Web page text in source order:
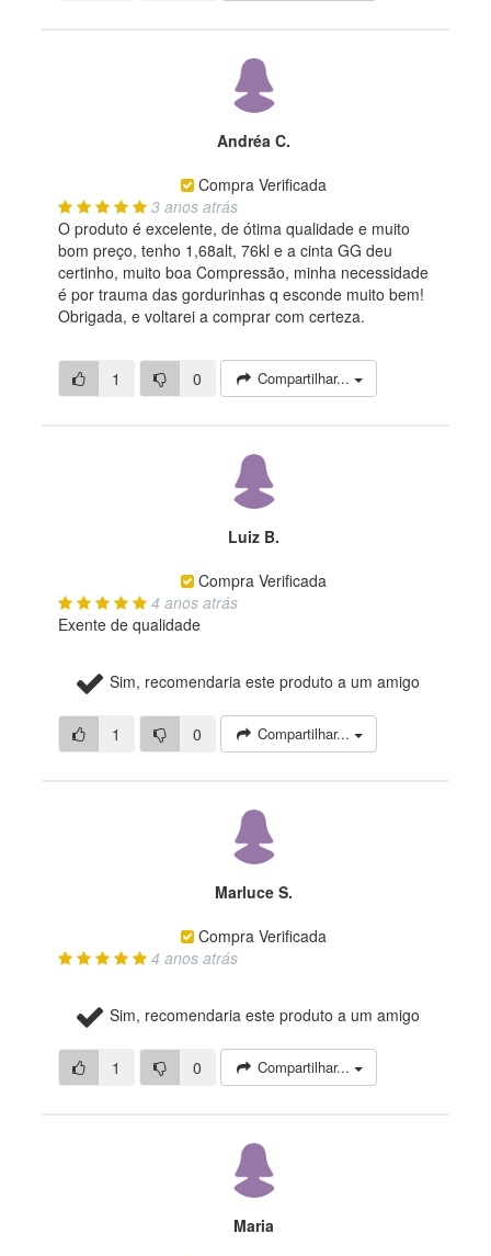
Andréa C.
Compra Verificada
3 anos atrás
O produto é excelente, de ótima qualidade e muito
bom preço, tenho 1,68alt, 76kl e a cinta GG deu
certinho, muito boa Compressão, minha necessidade
é por trauma das gordurinhas q esconde muito bem!
Obrigada, e voltarei a comprar com certeza.
1 0 Compartilhar...
Luiz B.
Compra Verificada
4 anos atrás
Exente de qualidade
Sim, recomendaria este produto a um amigo
1 0 Compartilhar...
Marluce S.
Compra Verificada
4 anos atrás
Sim, recomendaria este produto a um amigo
1 0 Compartilhar...
Maria